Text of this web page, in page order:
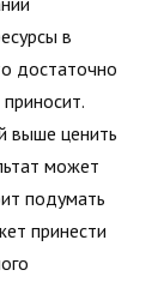
в
достаточно
выше ценить
может
подумать
принести